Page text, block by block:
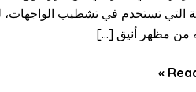
التي تستخدم في تشطيب الواجهات،
من مظهر أنيق […]